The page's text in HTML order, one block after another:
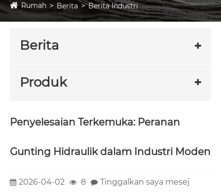
Rumah Berita Berita Industri
Berita
Produk
Penyelesaian Terkemuka: Peranan
Gunting Hidraulik dalam Industri Moden
2026-04-02 8 Tinggalkan saya mesej